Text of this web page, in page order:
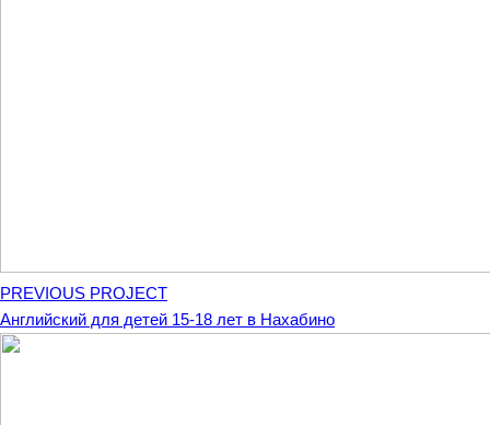
PREVIOUS PROJECT
Английский для детей 15-18 лет в Нахабино